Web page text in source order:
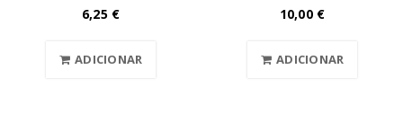
6,25 €
ADICIONAR
10,00 €
ADICIONAR